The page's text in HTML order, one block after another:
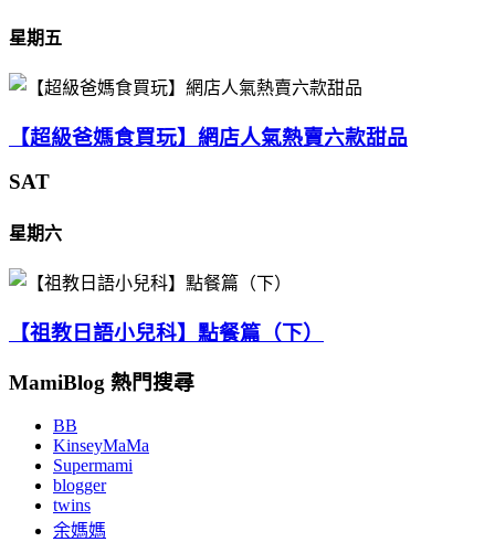
星期五
【超級爸媽食買玩】網店人氣熱賣六款甜品
SAT
星期六
【祖教日語小兒科】點餐篇（下）
MamiBlog 熱門搜尋
BB
KinseyMaMa
Supermami
blogger
twins
余媽媽